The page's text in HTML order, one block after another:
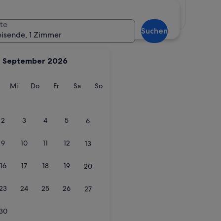
September 2026
MiMittwoch
DoDonnerstag
FrFreitag
SaSamstag
SoSonntag
2 3 4 5 6
9 10 11 12 13
16 17 18 19 20
24 25 26 27
1 Zimmer
Suchen
Karte anzeigen